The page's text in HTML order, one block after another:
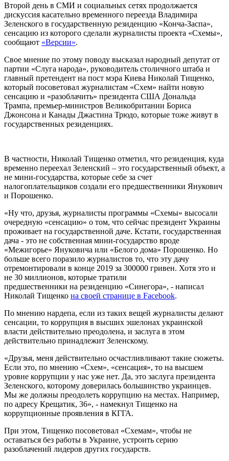
Второй день в СМИ и социальных сетях продолжается
дискуссия касательно временного переезда Владимира
Зеленского в государственную резиденцию «Конча-Заспа»,
сенсацию из которого сделали журналисты проекта «Схемы»,
сообщают «Версии».
Свое мнение по этому поводу высказал народный депутат от
партии «Слуга народа», руководитель столичного штаба и
главный претендент на пост мэра Киева Николай Тищенко,
который посоветовал журналистам «Схем» найти новую
сенсацию и «разоблачить» президента США Дональда
Трампа, премьер-министров Великобритании Бориса
Джонсона и Канады Джастина Трюдо, которые тоже живут в
государственных резиденциях.
В частности, Николай Тищенко отметил, что резиденция, куда
временно переехал Зеленский – это государственный объект, а
не мини-государства, которые себе за счет
налогоплательщиков создали его предшественники Янукович
и Порошенко.
«Ну что, друзья, журналисты программы «Схемы» высосали
очередную «сенсацию» о том, что сейчас президент Украины
проживает на государственной даче. Кстати, государственная
дача - это не собственная мини-государство вроде
«Межигорье» Януковича или «Белого дома» Порошенко. Но
больше всего поразило журналистов то, что эту дачу
отремонтировали в конце 2019 за 300000 гривен. Хотя это и
не 30 миллионов, которые тратили
предшественники на резиденцию «Синегора», - написал
Николай Тищенко на своей странице в Facebook.
По мнению нардепа, если из таких вещей журналисты делают
сенсации, то коррупция в высших эшелонах украинской
власти действительно преодолена, и заслуга в этом
действительно принадлежит Зеленскому.
«Друзья, меня действительно осчастливливают такие сюжеты.
Если это, по мнению «Схем», «сенсация», то на высшем
уровне коррупции у нас уже нет. Да, это заслуга президента
Зеленского, которому доверилась большинство украинцев.
Мы же должны преодолеть коррупцию на местах. Например,
по адресу Крещатик, 36», - намекнул Тищенко на
коррупционные проявления в КГГА.
При этом, Тищенко посоветовал «Схемам», чтобы не
оставаться без работы в Украине, устроить серию
разоблачений лидеров других государств.